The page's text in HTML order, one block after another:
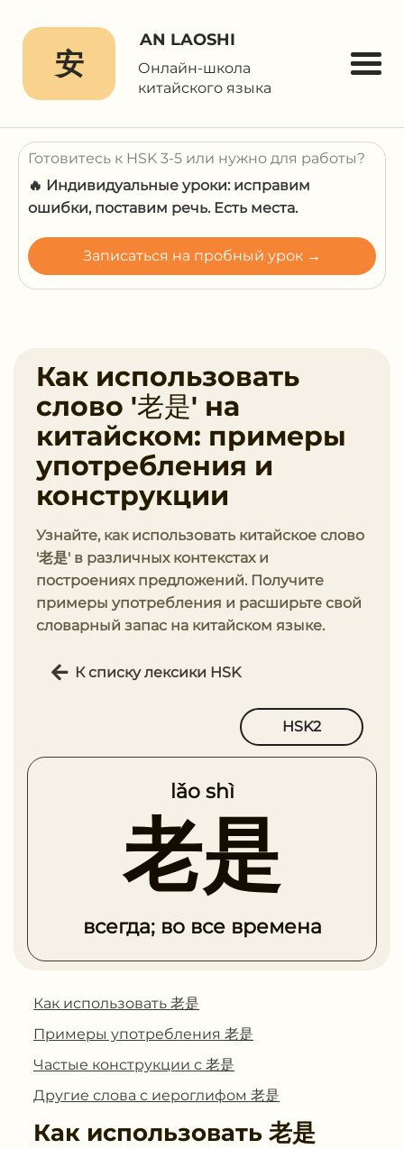
安
AN LAOSHI
Онлайн-школа
китайского языка
Готовитесь к HSK 3-5 или нужно для работы?
🔥 Индивидуальные уроки: исправим
ошибки, поставим речь. Есть места.
Записаться на пробный урок →
Как использовать
слово '老是' на
китайском: примеры
употребления и
конструкции
Узнайте, как использовать китайское слово
'老是' в различных контекстах и
построениях предложений. Получите
примеры употребления и расширьте свой
словарный запас на китайском языке.
К списку лексики HSK
HSK2
lǎo shì
老是
всегда; во все времена
Как использовать 老是
Примеры употребления 老是
Частые конструкции с 老是
Другие слова с иероглифом 老是
Как использовать 老是